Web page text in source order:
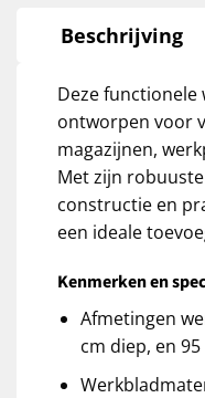
Beschrijving
Deze functionele
ontworpen voor
magazijnen,
Met zijn
constructie en
een ideale
Kenmerken en
Afmetingen
cm diep, en